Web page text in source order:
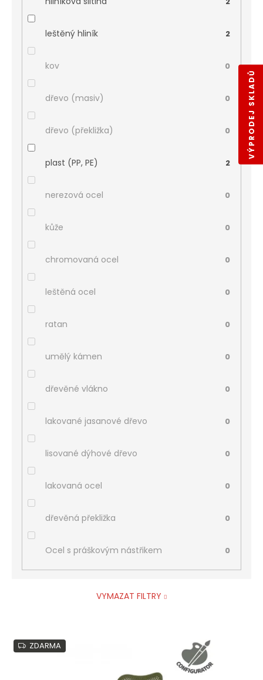
leštěný hliník 2
kov 0
dřevo (masiv) 0
dřevo (překližka) 0
plast (PP, PE) 2
nerezová ocel 0
kůže 0
chromovaná ocel 0
leštěná ocel 0
ratan 0
umělý kámen 0
dřevěné vlákno 0
lakované jasanové dřevo 0
lisované dýhové dřevo 0
lakovaná ocel 0
dřevěná překližka 0
Ocel s práškovým nástřikem 0
VYMAZAT FILTRY
V
ý ZDARMA
VÝPRODEJ SKLADŮ